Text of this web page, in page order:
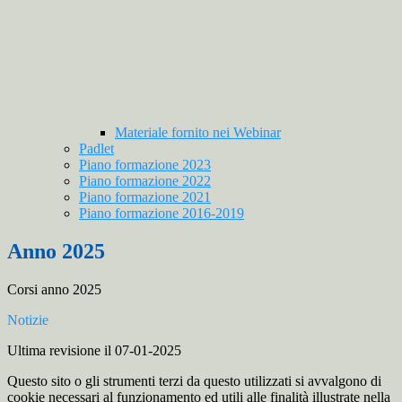
Materiale fornito nei Webinar
Padlet
Piano formazione 2023
Piano formazione 2022
Piano formazione 2021
Piano formazione 2016-2019
Anno 2025
Corsi anno 2025
Notizie
Ultima revisione il 07-01-2025
Questo sito o gli strumenti terzi da questo utilizzati si avvalgono di
cookie necessari al funzionamento ed utili alle finalità illustrate nella